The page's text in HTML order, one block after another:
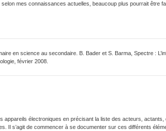
mes connaissances actuelles, beaucoup plus pourrait être
en science au secondaire. B. Bader et S. Barma, Spectre :
février 2008.
appareils électroniques en précisant la liste des acteurs, actants,
Il s’agit de commencer à se documenter sur ces différents